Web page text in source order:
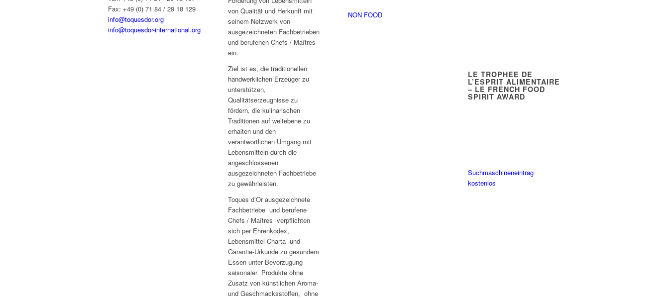
Fax: +49 (0) 71 84 / 29 18 129
info@toquesdor.org
info@toquesdor-international.org
von Qualität und Herkunft mit
seinem Netzwerk von
ausgezeichneten Fachbetrieben
und berufenen Chefs / Maîtres
ein.
Ziel ist es, die traditionellen
handwerklichen Erzeuger zu
unterstützen,
Qualitätserzeugnisse zu
fördern, die kulinarischen
Traditionen auf weltebene zu
erhalten und den
verantwortlichen Umgang mit
Lebensmitteln durch die
angeschlossenen
ausgezeichneten Fachbetriebe
zu gewährleisten.
Toques d’Or ausgezeichnete
Fachbetriebe und berufene
Chefs / Maîtres verpflichten
sich per Ehrenkodex,
Lebensmittel-Charta und
Garantie-Urkunde zu gesundem
Essen unter Bevorzugung
saisonaler Produkte ohne
Zusatz von künstlichen Aroma-
und Geschmacksstoffen, ohne
NON FOOD
LE TROPHEE DE
L’ESPRIT ALIMENTAIRE
– LE FRENCH FOOD
SPIRIT AWARD
Suchmaschineneintrag
kostenlos